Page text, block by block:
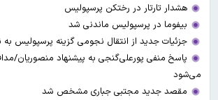
هشدار تارتار در رختکن پرسپولیس
بیفوما در پرسپولیس ماندنی شد
جزئیات جدید از انتقال نجومی گزینه پرسپولیس
پاسخ منفی پورعلی‌گنجی به پیشنهاد منصوریان/
می‌شود
مقصد جدید مجتبی جباری مشخص شد